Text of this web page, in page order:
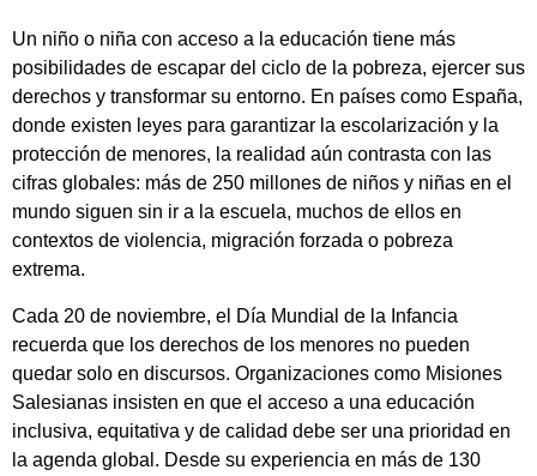
Un niño o niña con acceso a la educación tiene más
posibilidades de escapar del ciclo de la pobreza, ejercer sus
derechos y transformar su entorno. En países como España,
donde existen leyes para garantizar la escolarización y la
protección de menores, la realidad aún contrasta con las
cifras globales: más de 250 millones de niños y niñas en el
mundo siguen sin ir a la escuela, muchos de ellos en
contextos de violencia, migración forzada o pobreza
extrema.
Cada 20 de noviembre, el Día Mundial de la Infancia
recuerda que los derechos de los menores no pueden
quedar solo en discursos. Organizaciones como Misiones
Salesianas insisten en que el acceso a una educación
inclusiva, equitativa y de calidad debe ser una prioridad en
la agenda global. Desde su experiencia en más de 130